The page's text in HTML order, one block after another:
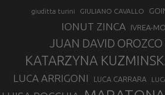
giuditta turini GIULIANO CAVALLO
IONUT ZINCA IVREA-
JUAN DAVID OROZCO
KATARZYNA
LUCA ARRIGONI LUCA CARRARA